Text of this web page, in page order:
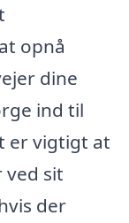
opnå
dine
ind til
er vigtigt at
sit
der